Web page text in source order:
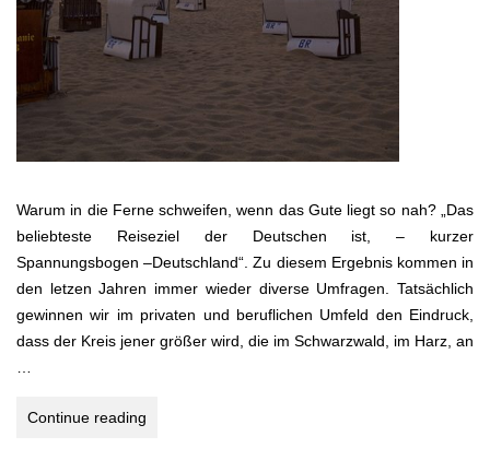
Warum in die Ferne schweifen, wenn das Gute liegt so nah? „Das
beliebteste Reiseziel der Deutschen ist, – kurzer
Spannungsbogen –Deutschland“. Zu diesem Ergebnis kommen in
den letzen Jahren immer wieder diverse Umfragen. Tatsächlich
gewinnen wir im privaten und beruflichen Umfeld den Eindruck,
dass der Kreis jener größer wird, die im Schwarzwald, im Harz, an
…
Continue reading